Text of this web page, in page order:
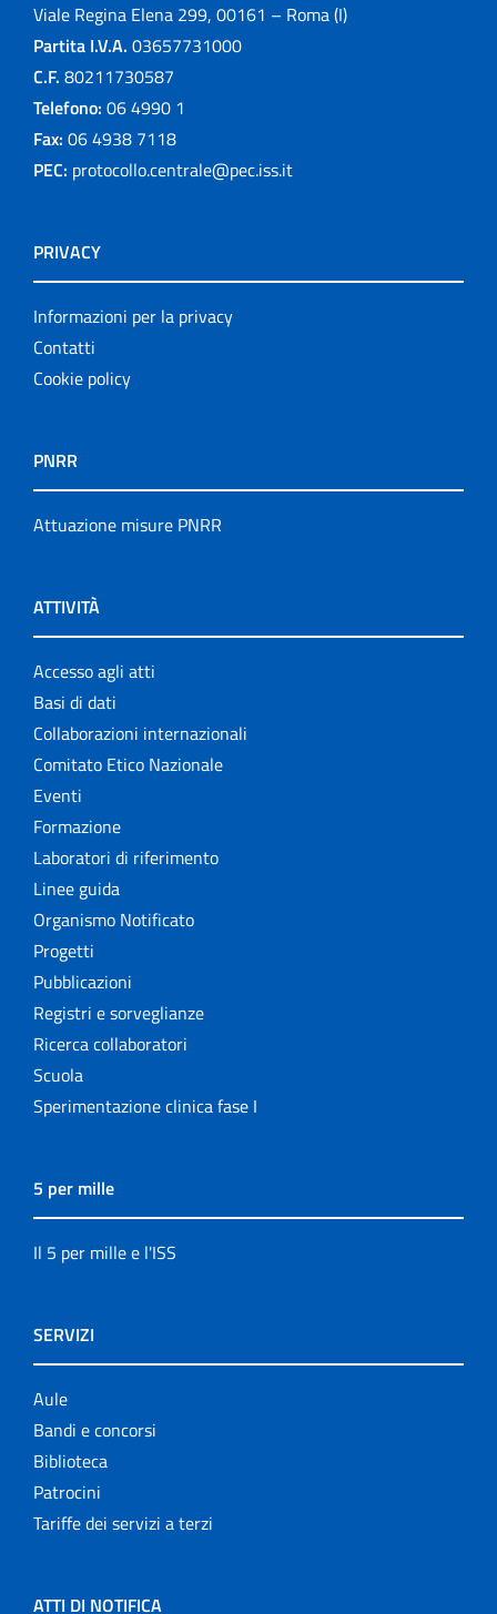
Viale Regina Elena 299, 00161 – Roma (I)
Partita I.V.A. 03657731000
C.F. 80211730587
Telefono: 06 4990 1
Fax: 06 4938 7118
PEC: protocollo.centrale@pec.iss.it
PRIVACY
Informazioni per la privacy
Contatti
Cookie policy
PNRR
Attuazione misure PNRR
ATTIVITÀ
Accesso agli atti
Basi di dati
Collaborazioni internazionali
Comitato Etico Nazionale
Eventi
Formazione
Laboratori di riferimento
Linee guida
Organismo Notificato
Progetti
Pubblicazioni
Registri e sorveglianze
Ricerca collaboratori
Scuola
Sperimentazione clinica fase I
5 per mille
Il 5 per mille e l'ISS
SERVIZI
Aule
Bandi e concorsi
Biblioteca
Patrocini
Tariffe dei servizi a terzi
ATTI DI NOTIFICA